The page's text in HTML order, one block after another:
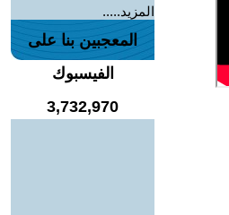
المزيد.....
المعجبين بنا على
الفيسبوك
3,732,970